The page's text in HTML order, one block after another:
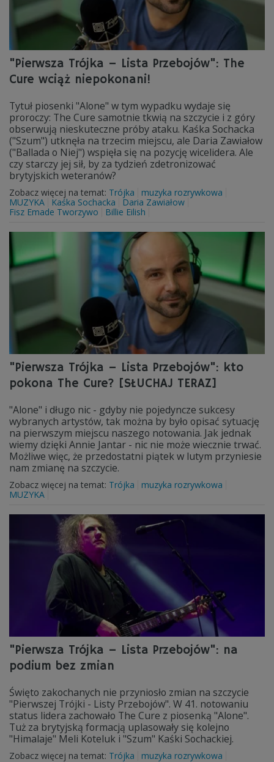
"Pierwsza Trójka – Lista Przebojów": The
Cure wciąż niepokonani!
Tytuł piosenki "Alone" w tym wypadku wydaje się
proroczy: The Cure samotnie tkwią na szczycie i z góry
obserwują nieskuteczne próby ataku. Kaśka Sochacka
("Szum") utknęła na trzecim miejscu, ale Daria Zawiałow
("Ballada o Niej") wspięła się na pozycję wicelidera. Ale
czy starczy jej sił, by za tydzień zdetronizować
brytyjskich weteranów?
Zobacz więcej na temat: Trójka
muzyka rozrywkowa
MUZYKA
Kaśka Sochacka
Daria Zawiałow
Fisz Emade Tworzywo
Billie Eilish
"Pierwsza Trójka – Lista Przebojów": kto
pokona The Cure? [SŁUCHAJ TERAZ]
"Alone" i długo nic - gdyby nie pojedyncze sukcesy
wybranych artystów, tak można by było opisać sytuację
na pierwszym miejscu naszego notowania. Jak jednak
wiemy dzięki Annie Jantar - nic nie może wiecznie trwać.
Możliwe więc, że przedostatni piątek w lutym przyniesie
nam zmianę na szczycie.
Zobacz więcej na temat: Trójka
muzyka rozrywkowa
MUZYKA
"Pierwsza Trójka – Lista Przebojów": na
podium bez zmian
Święto zakochanych nie przyniosło zmian na szczycie
"Pierwszej Trójki - Listy Przebojów". W 41. notowaniu
status lidera zachowało The Cure z piosenką "Alone".
Tuż za brytyjską formacją uplasowały się kolejno
"Himalaje" Meli Koteluk i "Szum" Kaśki Sochackiej.
Zobacz więcej na temat: Trójka muzyka rozrywkowa